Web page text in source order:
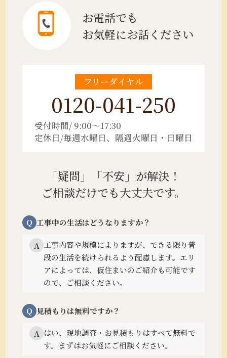
お電話でも
お気軽にお話ください
フリーダイヤル
0120-041-250
受付時間/ 9:00～17:30
定休日/毎週水曜日、隔週火曜日・日曜日
「疑問」「不安」が解決！
ご相談だけでも大丈夫です。
Q 工事中の生活はどうなりますか？
A 工事内容や規模によりますが、できる限り普
段の生活を続けられるよう配慮します。 エリ
アによっては、仮住まいのご紹介も可能です
ので、ご相談ください。
Q 見積もりは無料ですか？
A はい、現地調査・お見積もりはすべて無料で
す。まずはお気軽にご相談ください。